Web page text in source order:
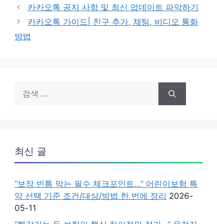
리
그
카카오톡 공지 사항 및 최신 업데이트 파악하기
카카오톡 가이드| 친구 추가, 채팅, 비디오 통화
방법
색:
최신 글
“보장 빈틈 막는 필수 체크포인트…” 어린이보험 특
약 선택 기준 조건/대상/방법 한 번에 정리 2026-
05-11